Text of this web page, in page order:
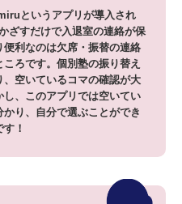
というアプリが導入され
ざすだけで入退室の連絡が保
利なのは欠席・振替の連絡
ろです。個別塾の振り替え
空いているコマの確認が大
、このアプリでは空いてい
り、自分で選ぶことができ
！